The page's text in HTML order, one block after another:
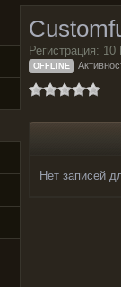
Регистрация: 10
OFFLINE
Нет записей